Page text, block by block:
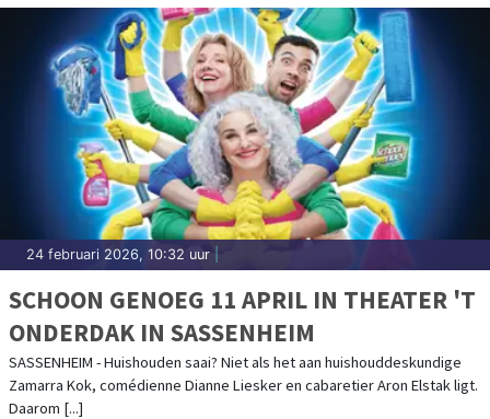
24 februari 2026, 10:32 uur
SCHOON GENOEG 11 APRIL IN THEATER 'T
ONDERDAK IN SASSENHEIM
SASSENHEIM - Huishouden saai? Niet als het aan huishouddeskundige
Zamarra Kok, comédienne Dianne Liesker en cabaretier Aron Elstak ligt.
Daarom [...]